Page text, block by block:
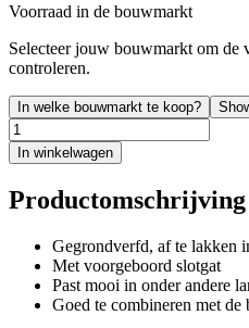
Voorraad in de bouwmarkt
Selecteer jouw bouwmarkt om de
controleren.
In welke bouwmarkt te koop?
In winkelwagen
Productomschrijving
Gegrondverfd, af te lakken
Met voorgeboord slotgat
Past mooi in onder andere
Goed te combineren met